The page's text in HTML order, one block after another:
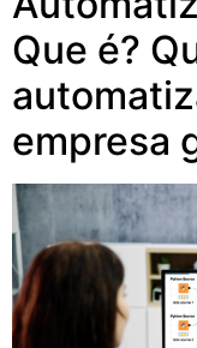
Que é?
empresa